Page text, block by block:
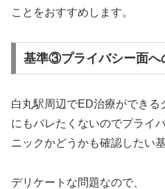
ことをおすすめします。
基準③プライバシー面へ
白丸駅周辺でED治療ができ
にもバレたくないのでプライ
ニックかどうかも確認したい
デリケートな問題なので、